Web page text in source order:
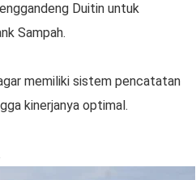
Duitin untuk
Sampah.
memiliki sistem pencatatan
kinerjanya optimal.